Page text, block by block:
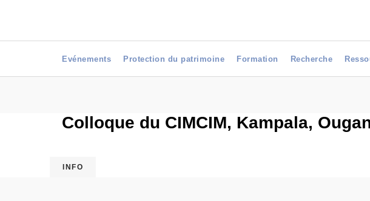
Evénements Protection du patrimoine Formation Recherche
Colloque du CIMCIM, Kampala,
INFO